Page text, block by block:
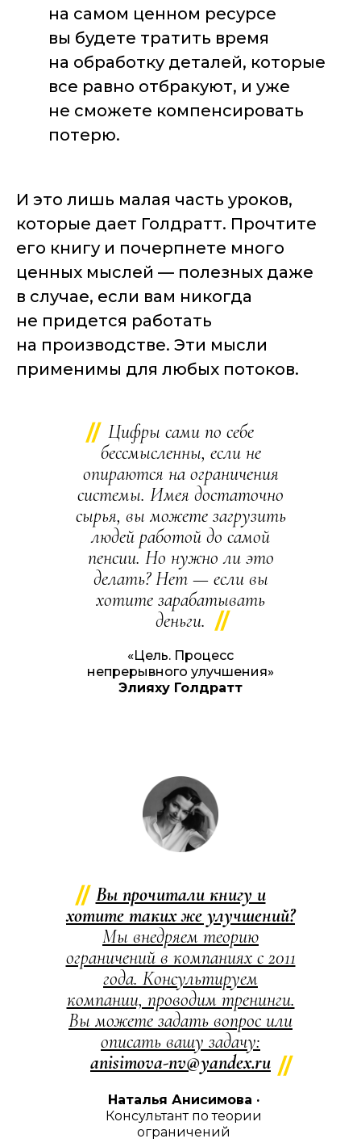
на самом ценном ресурсе
вы будете тратить время
на обработку деталей, которые
все равно отбракуют, и уже
не сможете компенсировать
потерю.
И это лишь малая часть уроков,
которые дает Голдратт. Прочтите
его книгу и почерпнете много
ценных мыслей — полезных даже
в случае, если вам никогда
не придется работать
на производстве. Эти мысли
применимы для любых потоков.
Цифры сами по себе
бессмысленны, если не
опираются на ограничения
системы. Имея достаточно
сырья, вы можете загрузить
людей работой до самой
пенсии. Но нужно ли это
делать? Нет — если вы
хотите зарабатывать
деньги.
«Цель. Процесс
непрерывного улучшения»
Элияху Голдратт
Вы прочитали книгу и
хотите таких же улучшений?
Мы внедряем теорию
ограничений в компаниях с 2011
года. Консультируем
компании, проводим тренинги.
Вы можете задать вопрос или
описать вашу задачу:
anisimova-nv@yandex.ru
Наталья Анисимова ·
Консультант по теории
ограничений